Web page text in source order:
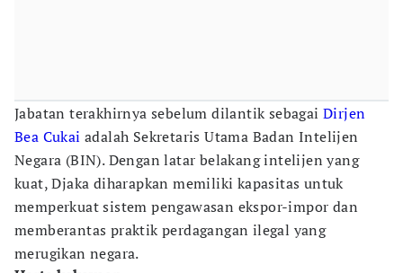
Jabatan terakhirnya sebelum dilantik sebagai Dirjen
Bea Cukai adalah Sekretaris Utama Badan Intelijen
Negara (BIN). Dengan latar belakang intelijen yang
kuat, Djaka diharapkan memiliki kapasitas untuk
memperkuat sistem pengawasan ekspor-impor dan
memberantas praktik perdagangan ilegal yang
merugikan negara.